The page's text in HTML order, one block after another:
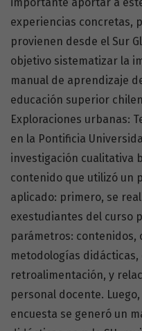
importante aportar a
experiencias concretas,
provienen desde el Sur
objetivo sistematizar la
manual de aprendizaje
educación superior
Exploraciones urbanas:
en la Pontificia
investigación cualitativa
contenido que utilizó un
aplicado: primero, se
exestudiantes del curso
parámetros: contenidos,
metodologías didácticas,
retroalimentación, y
personal docente.
encuesta se generó un